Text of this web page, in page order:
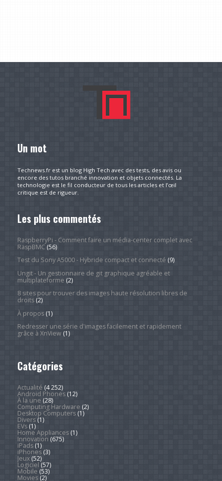
Un mot
Technews.fr est un blog High Tech avec des tests, des avis ou
encore des tutos branché innovation et objets connectés. La
technologie est le fil conducteur de tous les articles et l’œil
critique est de rigueur.
Les plus commentés
RaspberryPi - Comment faire un média-center complet avec
RaspBMC(56)
Test du Sony A5000 - Hybride compact et connecté (9)
Ungit - Un gestionnaire de git graphique agréable et
multiplateforme (2)
8 sites pour trouver des images haute résolution libres de
droits(2)
À propos(1)
Redresser une série d'images facilement et rapidement
grâce à XnView(1)
Catégories
Actualité (4 252)
Android Phones(12)
À la une (28)
Computing Hardware (2)
Desktop Computers(1)
Divers(1)
EVs(1)
Home Appliances(1)
Innovation (675)
iPads(1)
iPhones(3)
Jeux(52)
Logiciel (57)
Mobile (53)
Movies(2)